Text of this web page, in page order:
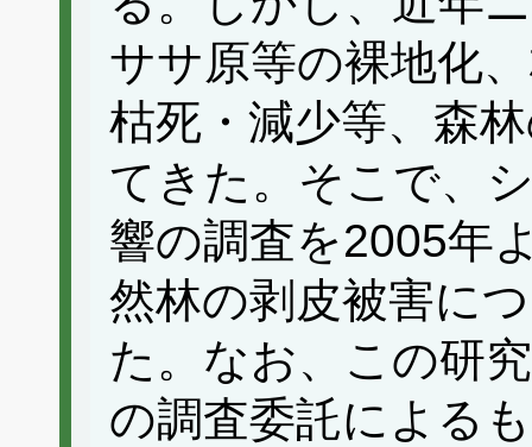
ササ原等の裸地化
枯死・減少等、森
てきた。そこで、
響の調査を2005年
然林の剥皮被害に
た。なお、この研
の調査委託による